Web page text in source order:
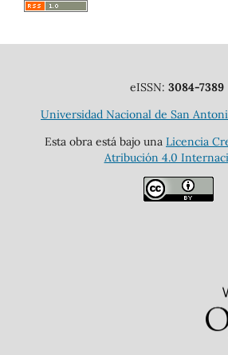
eISSN: 3084-7389
Universidad Nacional de San
Esta obra está bajo una Licencia
Atribución 4.0